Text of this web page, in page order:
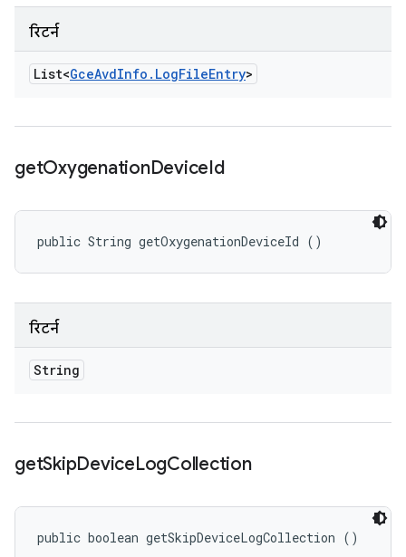
रिटर्न
List<GceAvdInfo . LogFileEntry>
getOxygenationDeviceId
public String getOxygenationDeviceId ()
रिटर्न
String
getSkipDeviceLogCollection
public boolean getSkipDeviceLogCollection ()